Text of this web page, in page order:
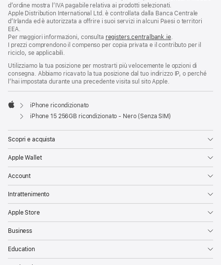
d’ordine mostra l’IVA pagabile relativa ai prodotti selezionati.
Apple Distribution International Ltd. è controllata dalla Banca Centrale
d’Irlanda ed è autorizzata a offrire i suoi servizi in alcuni Paesi o territori
EEA.
Per maggiori informazioni, consulta registers.centralbank.ie.
I prezzi comprendono il compenso per copia privata e il contributo per il
riciclo, se applicabili.
Utilizziamo la tua posizione per mostrarti più velocemente le opzioni di
consegna. Abbiamo ricavato la tua posizione dal tuo indirizzo IP, o perché
l’hai impostata durante una precedente visita sul sito Apple.
Apple
iPhone ricondizionato
iPhone 15 256GB ricondizionato - Nero (Senza SIM)
Scopri e acquista
Apple Wallet
Account
Intrattenimento
Apple Store
Business
Education